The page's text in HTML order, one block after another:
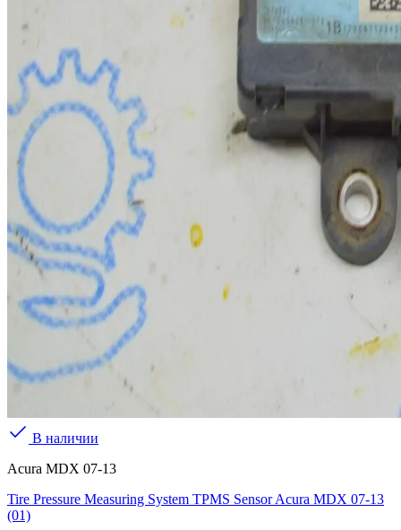
В наличии
Acura MDX 07-13
Tire Pressure Measuring System TPMS Sensor Acura MDX 07-13
(01)